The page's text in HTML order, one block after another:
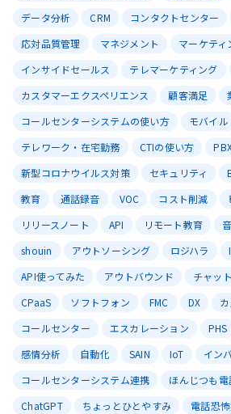
データ分析
CRM コンタクトセンター
応対品質管理
マネジメント マーケティ
インサイドセールス
テレマーケティング
カスタマーエクスペリエンス
顧客満足
コールセンターシステムの使い方
モバイル
テレワーク・在宅勤務
CTIの使い方
新型コロナウイルス対策
セキュリティ
教育
通話録音 VOC コスト削減
リリースノート
API リモート教育
shouin
アウトソーシング ロジハラ
API使ってみた
アウトバウンド チャッ
CPaaS
ソフトフォン FMC DX
コールセンター
エスカレーション PHS
感情分析
自動化 SAIN IoT
イン
コールセンターシステム連携
ほんじつも電
ChatGPT
ちょっとひとやすみ 電話恐